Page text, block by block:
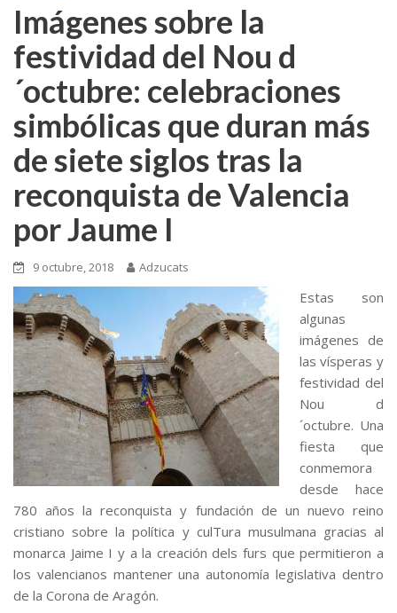
Imágenes sobre la
festividad del Nou d
´octubre: celebraciones
simbólicas que duran más
de siete siglos tras la
reconquista de Valencia
por Jaume I
9 octubre, 2018 Adzucats
Estas son
algunas
imágenes de
las vísperas y
festividad del
Nou d
´octubre. Una
fiesta que
conmemora
desde hace
780 años la reconquista y fundación de un nuevo reino
cristiano sobre la política y culTura musulmana gracias al
monarca Jaime I y a la creación dels furs que permitieron a
los valencianos mantener una autonomía legislativa dentro
de la Corona de Aragón.